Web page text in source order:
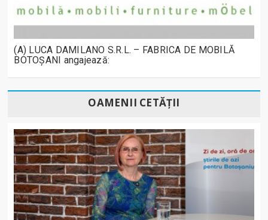
(A) LUCA DAMILANO S.R.L. – FABRICA DE MOBILĂ
BOTOȘANI angajează:
OAMENII CETĂȚII